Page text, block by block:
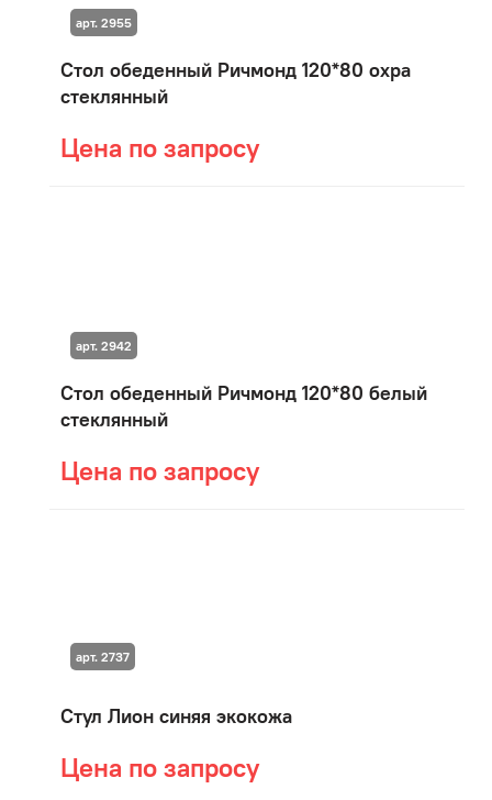
Стол обеденный Ричмонд 120*80 охра
стеклянный
Цена по запросу
арт. 2955
Стол обеденный Ричмонд 120*80 белый
стеклянный
Цена по запросу
арт. 2942
Стул Лион синяя экокожа
Цена по запросу
арт. 2737